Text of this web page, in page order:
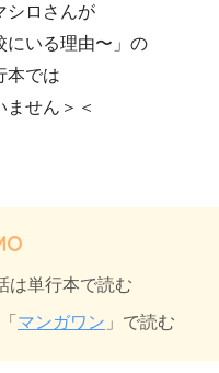
シロさんが
にいる理由〜」の
本では
ません＞＜
は単行本で読む
マンガワン 」で読む